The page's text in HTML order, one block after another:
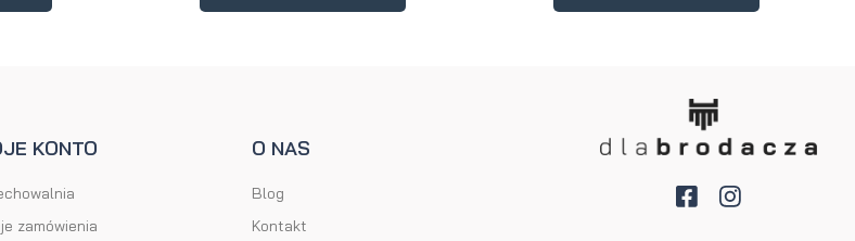
KONTO
zamówienia
O NAS
Blog
Kontakt